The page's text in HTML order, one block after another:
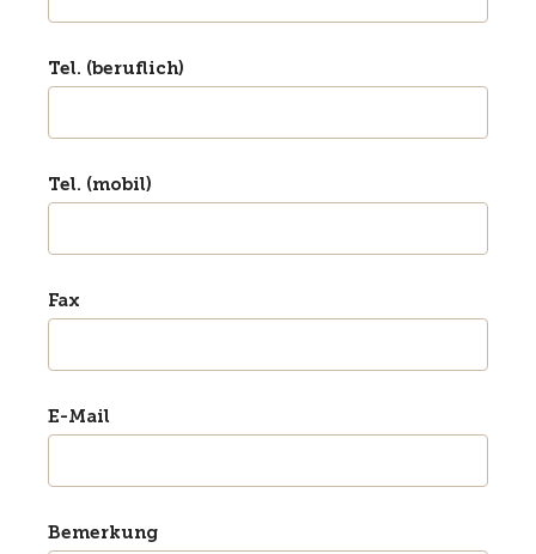
Tel. (beruflich)
Tel. (mobil)
Fax
E-Mail
Bemerkung